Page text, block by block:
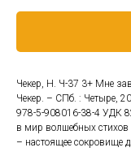
Чекер, Н. Ч-37 3+ Мне
Чекер. – СПб. : Четыре,
978-5-908016-38-4 УДК
в мир волшебных стихов
– настоящее сокровище